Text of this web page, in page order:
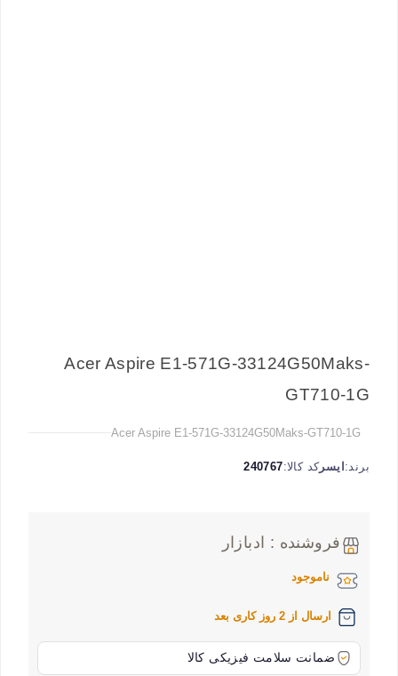
Acer Aspire E1-571G-33124G50Maks-
GT710-1G
Acer Aspire E1-571G-33124G50Maks-GT710-1G
برند:ایسرکد کالا:240767
فروشنده : ادبازار
ناموجود
ارسال از 2 روز کاری بعد
ضمانت سلامت فیزیکی کالا